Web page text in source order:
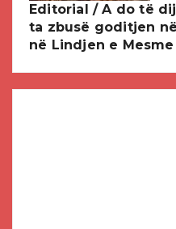
Editorial / A do të
ta zbusë goditjen
në Lindjen e Mesme